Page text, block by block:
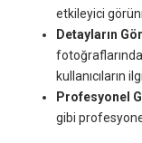
etkileyici
Detayların
kullanıcıların
Profesyonel
gibi